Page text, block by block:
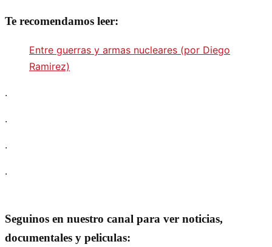
Te recomendamos leer:
Entre guerras y armas nucleares (por Diego
Ramirez)
.
.
.
.
Seguinos en nuestro canal para ver noticias,
documentales y peliculas: